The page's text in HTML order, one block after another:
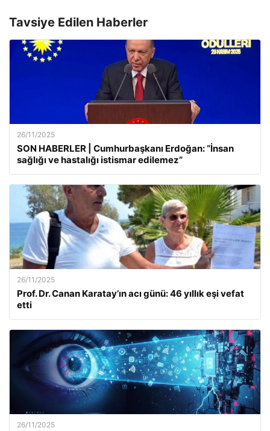
Tavsiye Edilen Haberler
26/11/2025
SON HABERLER | Cumhurbaşkanı Erdoğan: “İnsan
sağlığı ve hastalığı istismar edilemez”
26/11/2025
Prof. Dr. Canan Karatay’ın acı günü: 46 yıllık eşi vefat
etti
26/11/2025